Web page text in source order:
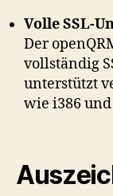
Volle SSL-
Der
vollständig
unterstützt
wie i386 und